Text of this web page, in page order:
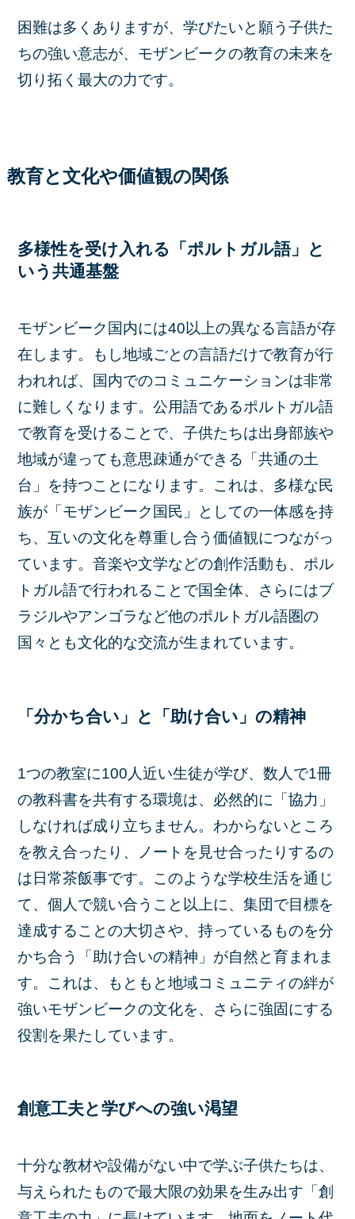
困難は多くありますが、学びたいと願う子供た
ちの強い意志が、モザンビークの教育の未来を
切り拓く最大の力です。
教育と文化や価値観の関係
多様性を受け入れる「ポルトガル語」と
いう共通基盤
モザンビーク国内には40以上の異なる言語が存
在します。もし地域ごとの言語だけで教育が行
われれば、国内でのコミュニケーションは非常
に難しくなります。公用語であるポルトガル語
で教育を受けることで、子供たちは出身部族や
地域が違っても意思疎通ができる「共通の土
台」を持つことになります。これは、多様な民
族が「モザンビーク国民」としての一体感を持
ち、互いの文化を尊重し合う価値観につながっ
ています。音楽や文学などの創作活動も、ポル
トガル語で行われることで国全体、さらにはブ
ラジルやアンゴラなど他のポルトガル語圏の
国々とも文化的な交流が生まれています。
「分かち合い」と「助け合い」の精神
1つの教室に100人近い生徒が学び、数人で1冊
の教科書を共有する環境は、必然的に「協力」
しなければ成り立ちません。わからないところ
を教え合ったり、ノートを見せ合ったりするの
は日常茶飯事です。このような学校生活を通じ
て、個人で競い合うこと以上に、集団で目標を
達成することの大切さや、持っているものを分
かち合う「助け合いの精神」が自然と育まれま
す。これは、もともと地域コミュニティの絆が
強いモザンビークの文化を、さらに強固にする
役割を果たしています。
創意工夫と学びへの強い渇望
十分な教材や設備がない中で学ぶ子供たちは、
与えられたもので最大限の効果を生み出す「創